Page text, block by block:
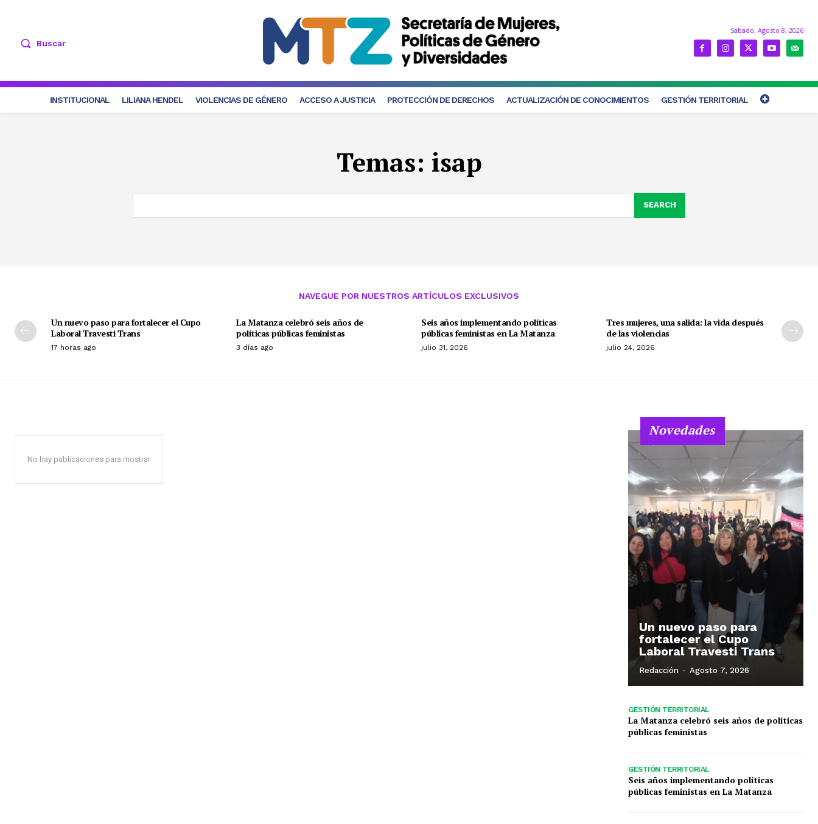
Buscar
Sábado, Agosto 8, 2026
INSTITUCIONAL LILIANA HENDEL VIOLENCIAS DE GÉNERO ACCESO A JUSTICIA PROTECCIÓN DE DERECHOS ACTUALIZACIÓN DE CONOCIMIENTOS GESTIÓN TERRITORIAL
Temas: isap
SEARCH
NAVEGUE POR NUESTROS ARTÍCULOS EXCLUSIVOS
Un nuevo paso para fortalecer el Cupo
Laboral Travesti Trans
17 horas ago
La Matanza celebró seis años de
políticas públicas feministas
3 días ago
Seis años implementando políticas
públicas feministas en La Matanza
julio 31, 2026
Tres mujeres, una salida: la vida después
de las violencias
julio 24, 2026
No hay publicaciones para mostrar
Novedades
Un nuevo paso para
fortalecer el Cupo
Laboral Travesti Trans
Redacción - Agosto 7, 2026
GESTIÓN TERRITORIAL
La Matanza celebró seis años de políticas
públicas feministas
GESTIÓN TERRITORIAL
Seis años implementando políticas
públicas feministas en La Matanza